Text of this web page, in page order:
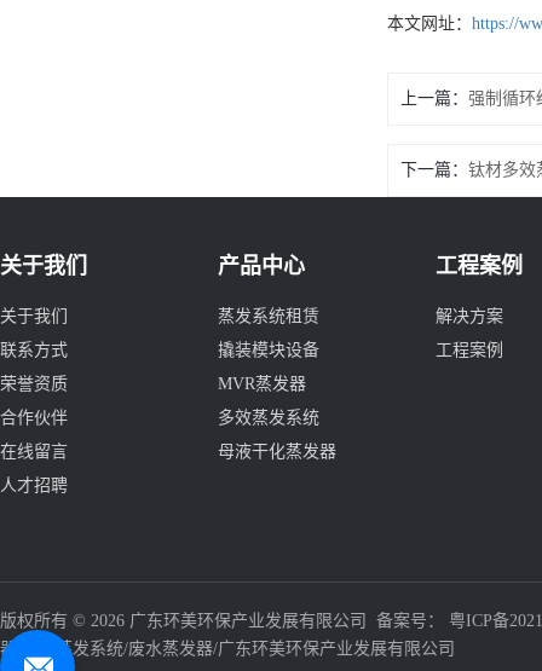
本文网址： https://
上一篇： 强制循环
下一篇： 钛材多效
关于我们
关于我们
联系方式
荣誉资质
合作伙伴
在线留言
人才招聘
产品中心
蒸发系统租赁
撬装模块设备
MVR蒸发器
多效蒸发系统
母液干化蒸发器
工程案例
解决方案
工程案例
版权所有 © 2026 广东环美环保产业发展有限公司 备案号： 粤ICP备
器/三效蒸发系统/废水蒸发器/广东环美环保产业发展有限公司